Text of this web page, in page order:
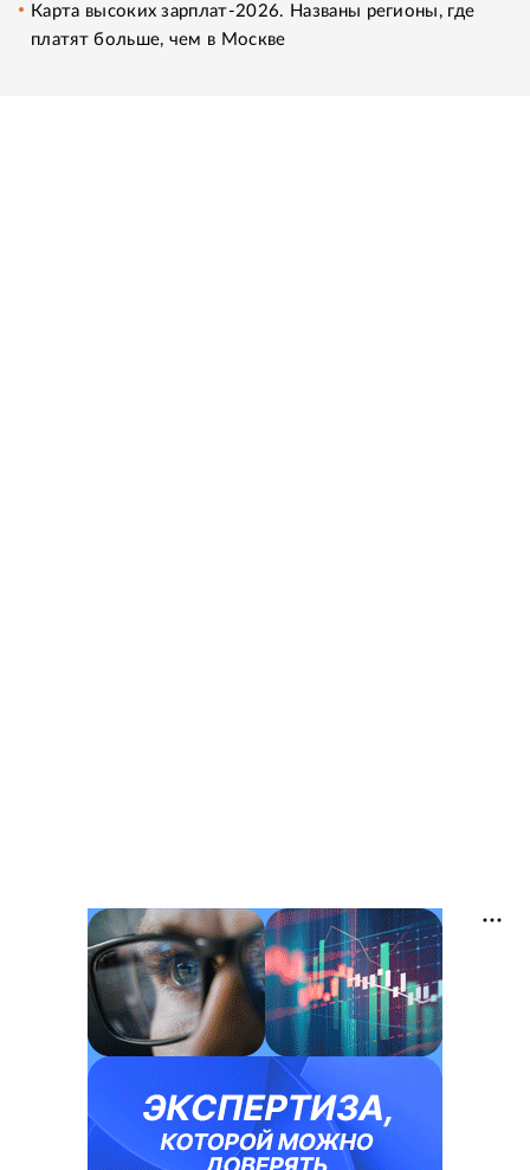
Карта высоких зарплат-2026. Названы регионы, где
платят больше, чем в Москве